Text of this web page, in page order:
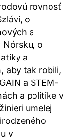
rovnosť
o
a
o
a
aby tak robili,
a STEM-
a politike v
umelej
v